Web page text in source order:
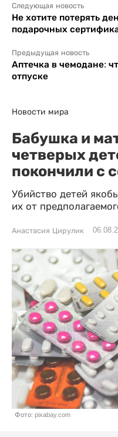
Следующая новость
Не хотите потерять
подарочных
Предыдущая новость
Аптечка в чемодане:
отпуске
Новости мира
Бабушка и
четверых
покончили с
Убийство детей
их от
Анастасия Цирулик
Фото: pixabay.com